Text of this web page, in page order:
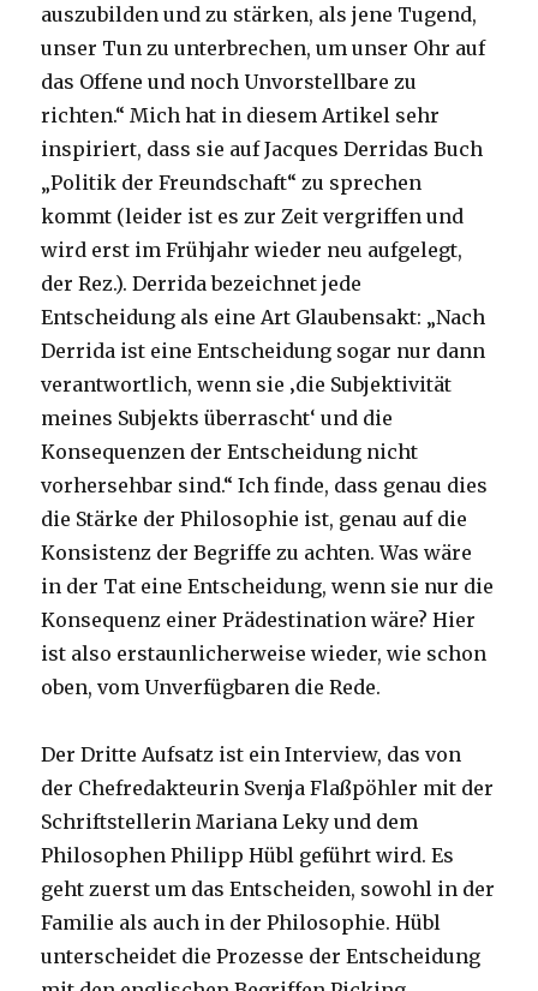
auszubilden und zu stärken, als jene Tugend,
unser Tun zu unterbrechen, um unser Ohr auf
das Offene und noch Unvorstellbare zu
richten.“ Mich hat in diesem Artikel sehr
inspiriert, dass sie auf Jacques Derridas Buch
„Politik der Freundschaft“ zu sprechen
kommt (leider ist es zur Zeit vergriffen und
wird erst im Frühjahr wieder neu aufgelegt,
der Rez.). Derrida bezeichnet jede
Entscheidung als eine Art Glaubensakt: „Nach
Derrida ist eine Entscheidung sogar nur dann
verantwortlich, wenn sie ‚die Subjektivität
meines Subjekts überrascht‘ und die
Konsequenzen der Entscheidung nicht
vorhersehbar sind.“ Ich finde, dass genau dies
die Stärke der Philosophie ist, genau auf die
Konsistenz der Begriffe zu achten. Was wäre
in der Tat eine Entscheidung, wenn sie nur die
Konsequenz einer Prädestination wäre? Hier
ist also erstaunlicherweise wieder, wie schon
oben, vom Unverfügbaren die Rede.
Der Dritte Aufsatz ist ein Interview, das von
der Chefredakteurin Svenja Flaßpöhler mit der
Schriftstellerin Mariana Leky und dem
Philosophen Philipp Hübl geführt wird. Es
geht zuerst um das Entscheiden, sowohl in der
Familie als auch in der Philosophie. Hübl
unterscheidet die Prozesse der Entscheidung